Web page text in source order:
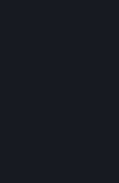
•
Agroforst,
in der 19.
= fast 600